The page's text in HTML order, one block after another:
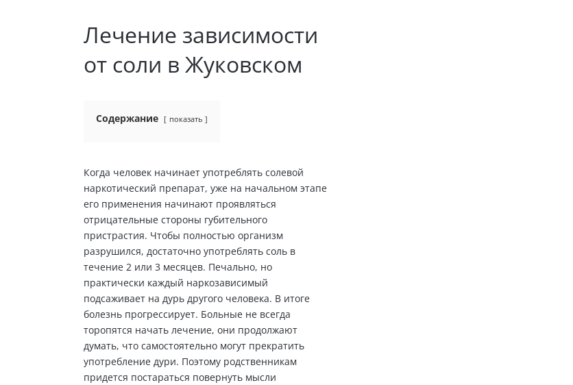
Лечение зависимости
от соли в Жуковском
Содержание показать
Когда человек начинает употреблять солевой
наркотический препарат, уже на начальном этапе
его применения начинают проявляться
отрицательные стороны губительного
пристрастия. Чтобы полностью организм
разрушился, достаточно употреблять соль в
течение 2 или 3 месяцев. Печально, но
практически каждый наркозависимый
подсаживает на дурь другого человека. В итоге
болезнь прогрессирует. Больные не всегда
торопятся начать лечение, они продолжают
думать, что самостоятельно могут прекратить
употребление дури. Поэтому родственникам
придется постараться повернуть мысли